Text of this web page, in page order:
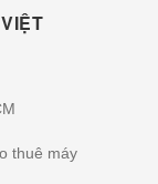
thuê máy